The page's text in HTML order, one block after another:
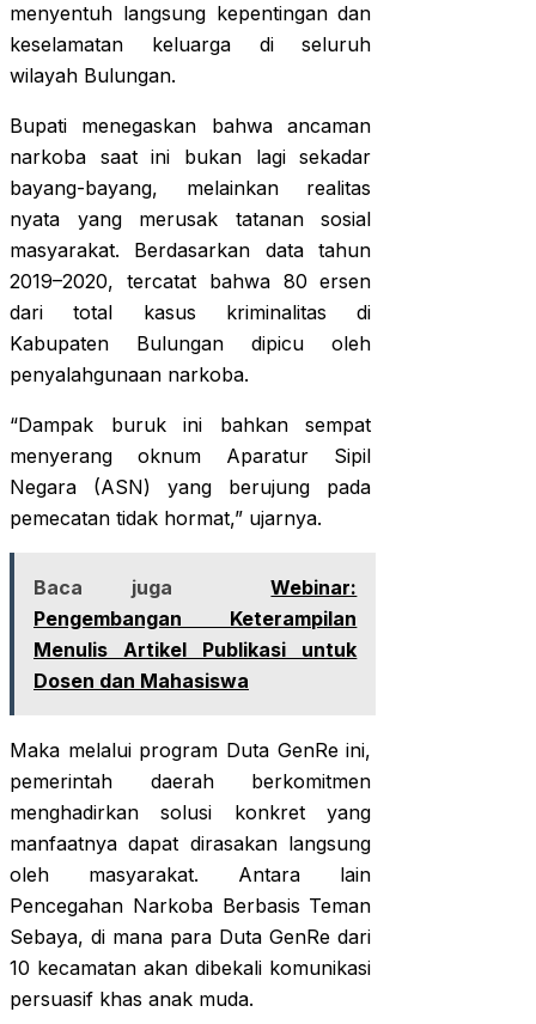
menyentuh langsung kepentingan dan
keselamatan keluarga di seluruh
wilayah Bulungan.
Bupati menegaskan bahwa ancaman
narkoba saat ini bukan lagi sekadar
bayang-bayang, melainkan realitas
nyata yang merusak tatanan sosial
masyarakat. Berdasarkan data tahun
2019–2020, tercatat bahwa 80 ersen
dari total kasus kriminalitas di
Kabupaten Bulungan dipicu oleh
penyalahgunaan narkoba.
“Dampak buruk ini bahkan sempat
menyerang oknum Aparatur Sipil
Negara (ASN) yang berujung pada
pemecatan tidak hormat,” ujarnya.
Baca juga
Webinar:
Pengembangan Keterampilan
Menulis Artikel Publikasi untuk
Dosen dan Mahasiswa
Maka melalui program Duta GenRe ini,
pemerintah daerah berkomitmen
menghadirkan solusi konkret yang
manfaatnya dapat dirasakan langsung
oleh masyarakat. Antara lain
Pencegahan Narkoba Berbasis Teman
Sebaya, di mana para Duta GenRe dari
10 kecamatan akan dibekali komunikasi
persuasif khas anak muda.